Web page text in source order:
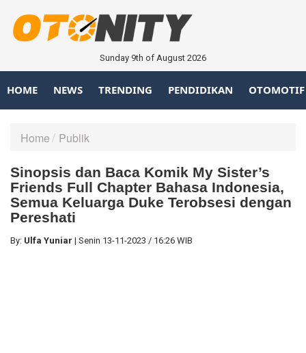
Sunday 9th of August 2026
HOME NEWS TRENDING PENDIDIKAN OTOMOTIF
Home Publik
Sinopsis dan Baca Komik My Sister’s
Friends Full Chapter Bahasa Indonesia,
Semua Keluarga Duke Terobsesi dengan
Pereshati
By: Ulfa Yuniar | Senin 13-11-2023 / 16:26 WIB